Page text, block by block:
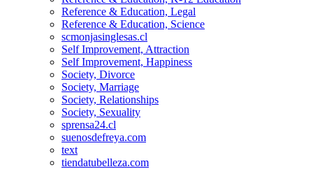
Reference & Education, Legal
Reference & Education, Science
scmonjasinglesas.cl
Self Improvement, Attraction
Self Improvement, Happiness
Society, Divorce
Society, Marriage
Society, Relationships
Society, Sexuality
sprensa24.cl
suenosdefreya.com
text
tiendatubelleza.com